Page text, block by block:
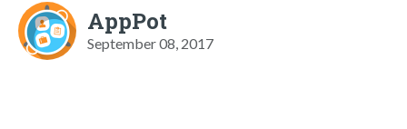
AppPot
September 08, 2017